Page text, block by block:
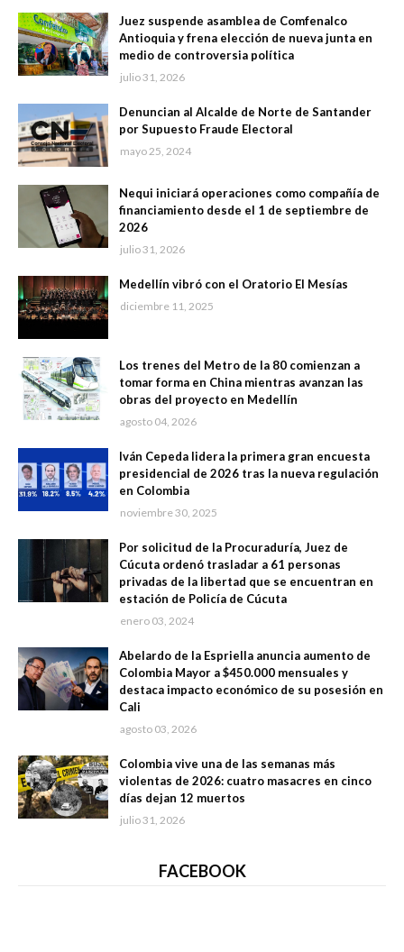
Juez suspende asamblea de Comfenalco
Antioquia y frena elección de nueva junta en
medio de controversia política
julio 31, 2026
Denuncian al Alcalde de Norte de Santander
por Supuesto Fraude Electoral
mayo 25, 2024
Nequi iniciará operaciones como compañía de
financiamiento desde el 1 de septiembre de
2026
julio 31, 2026
Medellín vibró con el Oratorio El Mesías
diciembre 11, 2025
Los trenes del Metro de la 80 comienzan a
tomar forma en China mientras avanzan las
obras del proyecto en Medellín
agosto 04, 2026
Iván Cepeda lidera la primera gran encuesta
presidencial de 2026 tras la nueva regulación
en Colombia
noviembre 30, 2025
Por solicitud de la Procuraduría, Juez de
Cúcuta ordenó trasladar a 61 personas
privadas de la libertad que se encuentran en
estación de Policía de Cúcuta
enero 03, 2024
Abelardo de la Espriella anuncia aumento de
Colombia Mayor a $450.000 mensuales y
destaca impacto económico de su posesión en
Cali
agosto 03, 2026
Colombia vive una de las semanas más
violentas de 2026: cuatro masacres en cinco
días dejan 12 muertos
julio 31, 2026
FACEBOOK